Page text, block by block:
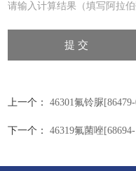
请输入计算结果（填写阿拉
上一个： 46301氟铃脲
下一个： 46319氟菌唑